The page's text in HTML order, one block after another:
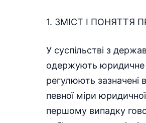
1. ЗМІСТ І ПОНЯТТЯ
У суспільстві з
одержують юридичне
регулюють зазначені
певної міри
першому випадку